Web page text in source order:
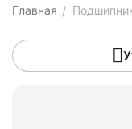
Главная /